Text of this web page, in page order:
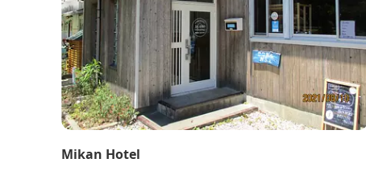
Mikan Hotel